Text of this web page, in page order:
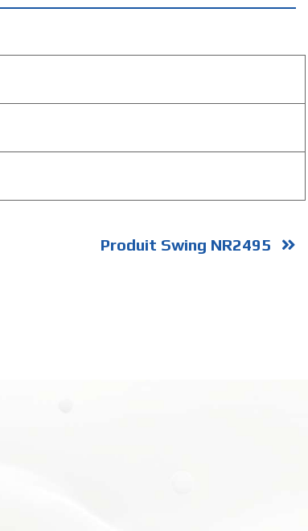
Produit Swing NR2495